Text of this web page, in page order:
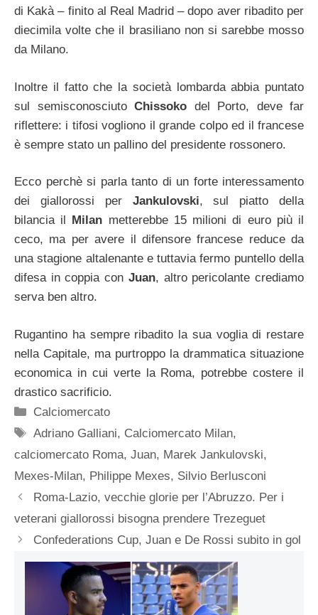
di Kakà – finito al Real Madrid – dopo aver ribadito per
diecimila volte che il brasiliano non si sarebbe mosso
da Milano.
Inoltre il fatto che la società lombarda abbia puntato
sul semisconosciuto Chissoko del Porto, deve far
riflettere: i tifosi vogliono il grande colpo ed il francese
è sempre stato un pallino del presidente rossonero.
Ecco perchè si parla tanto di un forte interessamento
dei giallorossi per Jankulovski, sul piatto della
bilancia il
Milan metterebbe 15 milioni di euro più il
ceco, ma per avere il difensore francese reduce da
una stagione altalenante e tuttavia fermo puntello della
difesa in coppia con Juan, altro pericolante crediamo
serva ben altro.
Rugantino ha sempre ribadito la sua voglia di restare
nella Capitale, ma purtroppo la drammatica situazione
economica in cui verte la Roma, potrebbe costere il
drastico sacrificio.
Categorie
Calciomercato
Tag
Adriano Galliani, Calciomercato Milan,
calciomercato Roma, Juan, Marek Jankulovski,
Mexes-Milan, Philippe Mexes, Silvio Berlusconi
Roma-Lazio, vecchie glorie per l’Abruzzo. Per i
veterani giallorossi bisogna prendere Trezeguet
Confederations Cup, Juan e De Rossi subito in gol